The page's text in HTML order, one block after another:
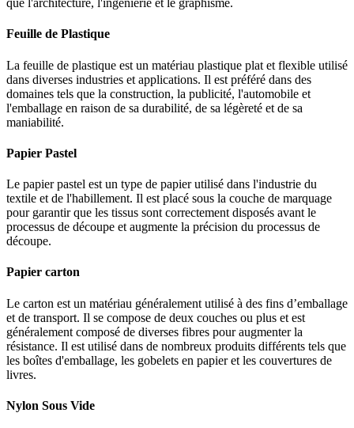
que l'architecture, l'ingénierie et le graphisme.
Feuille de Plastique
La feuille de plastique est un matériau plastique plat et flexible utilisé
dans diverses industries et applications. Il est préféré dans des
domaines tels que la construction, la publicité, l'automobile et
l'emballage en raison de sa durabilité, de sa légèreté et de sa
maniabilité.
Papier Pastel
Le papier pastel est un type de papier utilisé dans l'industrie du
textile et de l'habillement. Il est placé sous la couche de marquage
pour garantir que les tissus sont correctement disposés avant le
processus de découpe et augmente la précision du processus de
découpe.
Papier carton
Le carton est un matériau généralement utilisé à des fins d’emballage
et de transport. Il se compose de deux couches ou plus et est
généralement composé de diverses fibres pour augmenter la
résistance. Il est utilisé dans de nombreux produits différents tels que
les boîtes d'emballage, les gobelets en papier et les couvertures de
livres.
Nylon Sous Vide